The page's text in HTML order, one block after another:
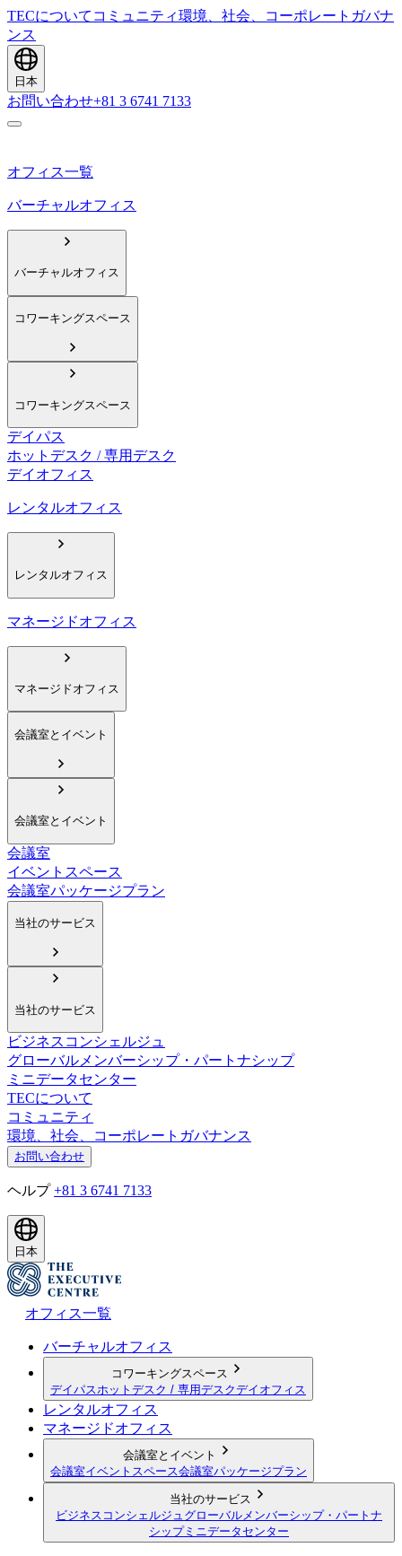
TECについて コミュニティ環境、社会、コーポレートガバナ
ンス
日本
お問い合わせ+81 3 6741 7133
オフィス一覧
バーチャルオフィス
バーチャルオフィス
コワーキングスペース
コワーキングスペース
デイパス
ホットデスク / 専用デスク
デイオフィス
レンタルオフィス
レンタルオフィス
マネージドオフィス
マネージドオフィス
会議室とイベント
会議室とイベント
会議室
イベントスペース
会議室パッケージプラン
当社のサービス
当社のサービス
ビジネスコンシェルジュ
グローバルメンバーシップ・パートナシップ
ミニデータセンター
TECについて
コミュニティ
環境、社会、コーポレートガバナンス
お問い合わせ
ヘルプ +81 3 6741 7133
日本
オフィス一覧
バーチャルオフィス
コワーキングスペース
デイパス ホットデスク / 専用デスクデイオフィス
レンタルオフィス
マネージドオフィス
会議室とイベント
会議室イベントスペース会議室パッケージプラン
当社のサービス
ビジネスコンシェルジュ グローバルメンバーシップ・パートナ
シップミニデータセンター